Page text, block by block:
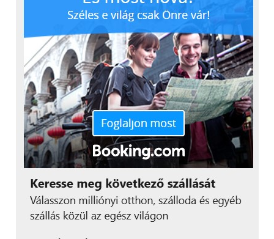
További friss híreket talál aTechnokrata főoldalán!
Csatlakozzon hozzánk aFacebookonis!